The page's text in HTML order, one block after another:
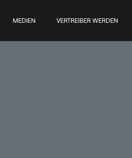
MEDIEN VERTREIBER WERDEN